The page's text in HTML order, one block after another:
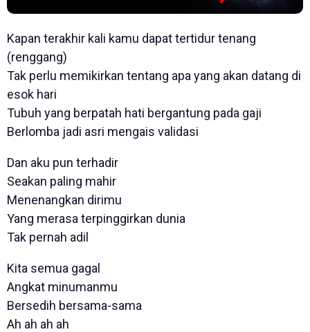
Kapan terakhir kali kamu dapat tertidur tenang
(renggang)
Tak perlu memikirkan tentang apa yang akan datang di
esok hari
Tubuh yang berpatah hati bergantung pada gaji
Berlomba jadi asri mengais validasi
Dan aku pun terhadir
Seakan paling mahir
Menenangkan dirimu
Yang merasa terpinggirkan dunia
Tak pernah adil
Kita semua gagal
Angkat minumanmu
Bersedih bersama-sama
Ah ah ah ah